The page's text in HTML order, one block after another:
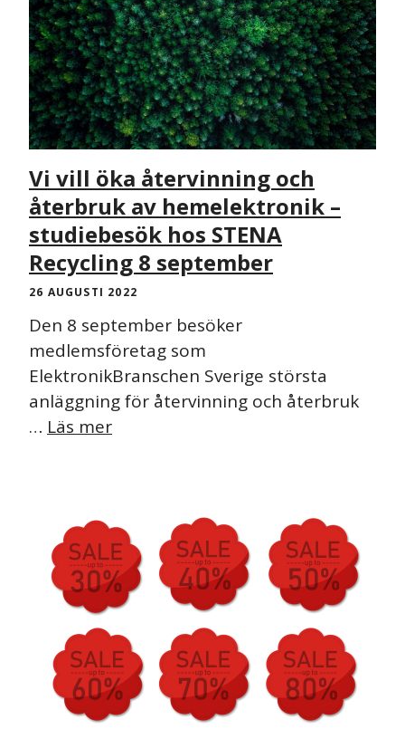
Vi vill öka återvinning och
återbruk av hemelektronik –
studiebesök hos STENA
Recycling 8 september
26 AUGUSTI 2022
Den 8 september besöker
medlemsföretag som
ElektronikBranschen Sverige största
anläggning för återvinning och återbruk
… Läs mer